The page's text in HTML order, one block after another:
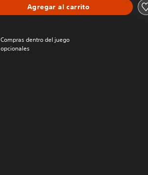
Agregar al carrito
Compras dentro del juego
opcionales